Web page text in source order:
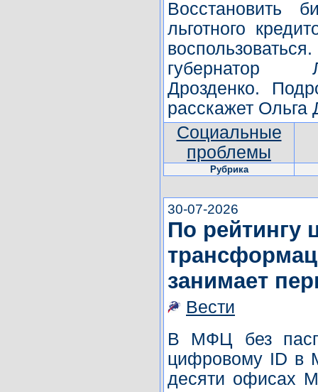
Восстановить
льготного
губернатор
Дрозденко.
расскажет
Социальные
проблемы
Рубрика
30-07-2026
По рейтингу
занимает
Вести
В МФЦ без
цифровому ID в
десяти офисах